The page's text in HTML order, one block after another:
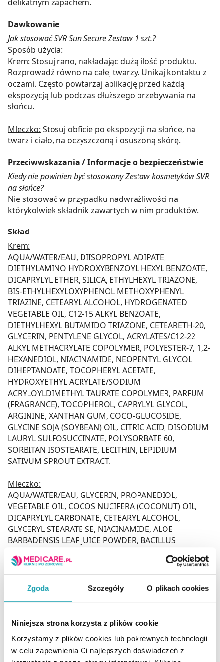
Zgoda Szczegóły O plikach cookies
Niniejsza strona korzysta z plików cookie
Korzystamy z plików cookies lub pokrewnych technologii
w celu zapewnienia Ci najlepszych doświadczeń z
delikatnym zapachem.
Dawkowanie
Jak stosować SVR Sun Secure Zestaw 1 szt.?
Sposób użycia:
Krem: Stosuj rano, nakładając dużą ilość produktu.
Rozprowadź równo na całej twarzy. Unikaj kontaktu z
oczami. Często powtarzaj aplikację przed każdą
ekspozycją lub podczas dłuższego przebywania na
słońcu.
Mleczko: Stosuj obficie po ekspozycji na słońce, na
twarz i ciało, na oczyszczoną i osuszoną skórę.
Przeciwwskazania / Informacje o bezpieczeństwie
Kiedy nie powinien być stosowany Zestaw kosmetyków SVR
na słońce?
Nie stosować w przypadku nadwrażliwości na
którykolwiek składnik zawartych w nim produktów.
Skład
Krem:
AQUA/WATER/EAU, DIISOPROPYL ADIPATE,
DIETHYLAMINO HYDROXYBENZOYL HEXYL BENZOATE,
DICAPRYLYL ETHER, SILICA, ETHYLHEXYL TRIAZONE,
BIS-ETHYLHEXYLOXYPHENOL METHOXYPHENYL
TRIAZINE, CETEARYL ALCOHOL, HYDROGENATED
VEGETABLE OIL, C12-15 ALKYL BENZOATE,
DIETHYLHEXYL BUTAMIDO TRIAZONE, CETEARETH-20,
GLYCERIN, PENTYLENE GLYCOL, ACRYLATES/C12-22
ALKYL METHACRYLATE COPOLYMER, POLYESTER-7, 1,2-
HEXANEDIOL, NIACINAMIDE, NEOPENTYL GLYCOL
DIHEPTANOATE, TOCOPHERYL ACETATE,
HYDROXYETHYL ACRYLATE/SODIUM
ACRYLOYLDIMETHYL TAURATE COPOLYMER, PARFUM
(FRAGRANCE), TOCOPHEROL, CAPRYLYL GLYCOL,
ARGININE, XANTHAN GUM, COCO-GLUCOSIDE,
GLYCINE SOJA (SOYBEAN) OIL, CITRIC ACID, DISODIUM
LAURYL SULFOSUCCINATE, POLYSORBATE 60,
SORBITAN ISOSTEARATE, LECITHIN, LEPIDIUM
SATIVUM SPROUT EXTRACT.
Mleczko:
AQUA/WATER/EAU, GLYCERIN, PROPANEDIOL,
VEGETABLE OIL, COCOS NUCIFERA (COCONUT) OIL,
DICAPRYLYL CARBONATE, CETEARYL ALCOHOL,
GLYCERYL STEARATE SE, NIACINAMIDE, ALOE
BARBADENSIS LEAF JUICE POWDER, BACILLUS
GLYCINE SOJA (SOYBEAN) OIL, LECITHIN, LEPIDIUM
SATIVUM SPROUT EXTRACT, SODIUM STEAROYL
GLUTAMATE, TOCOPHEROL, 1,2-HEXANEDIOL,
PENTYLENE GLYCOL, PARFUM/FRAGRANCE.
Przechowywanie
Przechowywać w temperaturze pokojowej, w miejscu